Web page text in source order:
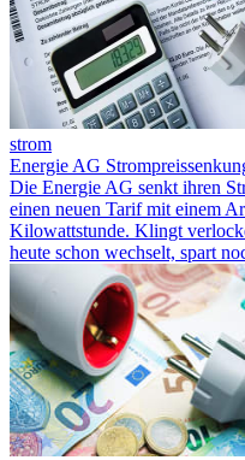
strom
Energie AG
Die Energie AG senkt ihren
einen neuen Tarif mit einem
Kilowattstunde. Klingt
heute schon wechselt, spart